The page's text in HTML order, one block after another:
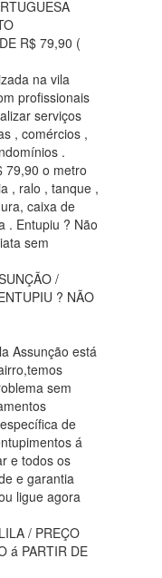
R$ 79,90 (
na vila
profissionais
serviços
, comércios ,
.
79,90 o metro
, ralo , tanque ,
caixa de
. Entupiu ? Não
sem
/
? NÃO
Assunção está
sem
de
á
e todos os
e garantia
ligue agora
/ PREÇO
á PARTIR DE